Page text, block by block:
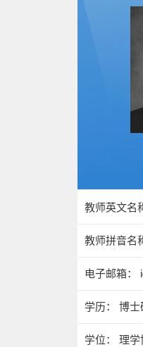
教师英文名
教师拼音名
电子邮箱：
学历： 博
学位： 理学